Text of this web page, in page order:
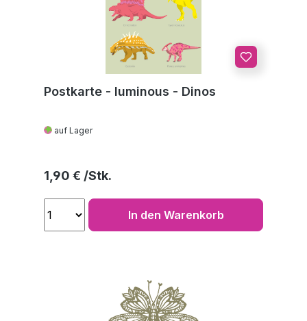
Postkarte - luminous - Dinos
auf Lager
Regulärer Preis:
1,90 €
In den Warenkorb